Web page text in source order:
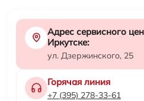
Адрес сервисного
Иркутске:
ул. Дзержинского, 25
Горячая линия
+7 (395) 278-33-61